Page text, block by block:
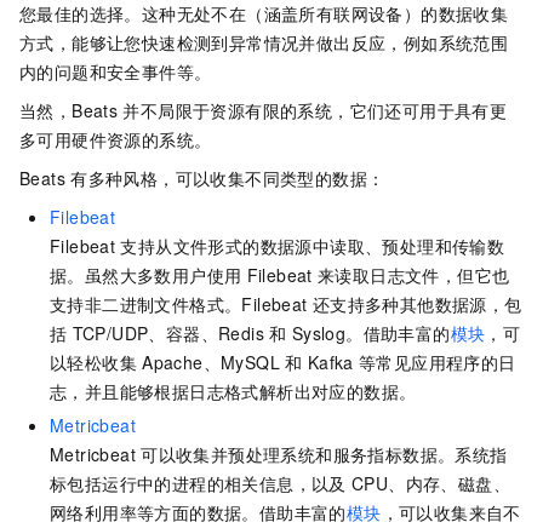
您最佳的选择。这种无处不在（涵盖所有联网设备）的数据收集
方式，能够让您快速检测到异常情况并做出反应，例如系统范围
内的问题和安全事件等。
当然，Beats 并不局限于资源有限的系统，它们还可用于具有更
多可用硬件资源的系统。
Beats 有多种风格，可以收集不同类型的数据：
Filebeat
Filebeat 支持从文件形式的数据源中读取、预处理和传输数
据。虽然大多数用户使用 Filebeat 来读取日志文件，但它也
支持非二进制文件格式。Filebeat 还支持多种其他数据源，包
括 TCP/UDP、容器、Redis 和 Syslog。借助丰富的模块 ，可
以轻松收集 Apache、MySQL 和 Kafka 等常见应用程序的日
志，并且能够根据日志格式解析出对应的数据。
Metricbeat
Metricbeat 可以收集并预处理系统和服务指标数据。系统指
标包括运行中的进程的相关信息，以及 CPU、内存、磁盘、
网络利用率等方面的数据。借助丰富的模块 ，可以收集来自不